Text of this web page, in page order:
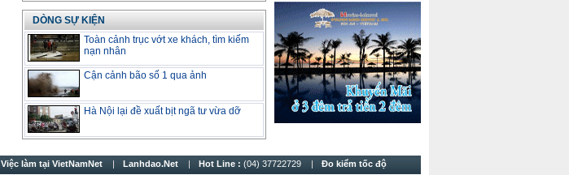
DÒNG SỰ KIỆN
Toàn cảnh trục vớt xe khách, tìm kiếm
nạn nhân
Cận cảnh bão số 1 qua ảnh
Hà Nội lại đề xuất bịt ngã tư vừa dỡ
Việc làm tại VietNamNet Lanhdao.Net Hot Line : (04) 37722729 Đo kiểm tốc độ